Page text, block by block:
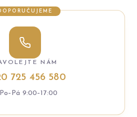
NÁM
725 456 580
9:00–17:00